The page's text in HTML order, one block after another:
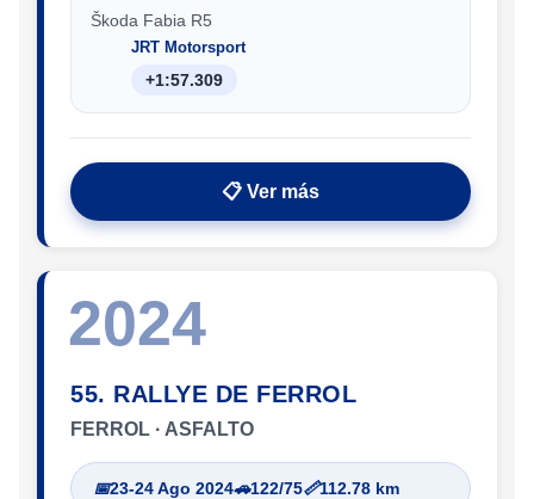
Škoda Fabia R5
JRT Motorsport
+1:57.309
📋 Ver más
2024
55. RALLYE DE FERROL
FERROL · ASFALTO
📅23-24 Ago 2024🚗122/75📏112.78 km